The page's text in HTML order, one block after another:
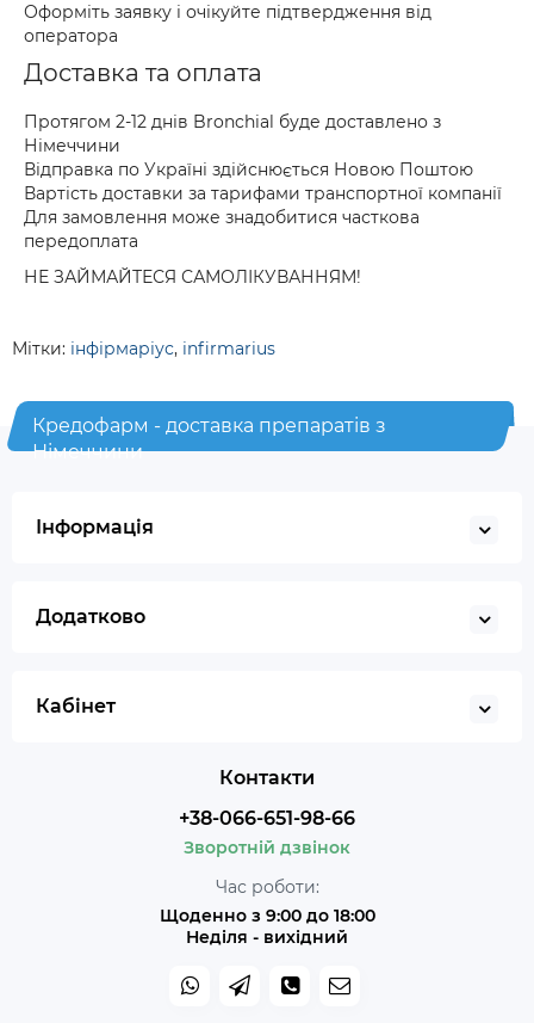
Оформіть заявку і очікуйте підтвердження від
оператора
Доставка та оплата
Протягом 2-12 днів Bronchial буде доставлено з
Німеччини
Відправка по Україні здійснюється Новою Поштою
Вартість доставки за тарифами транспортної компанії
Для замовлення може знадобитися часткова
передоплата
НЕ ЗАЙМАЙТЕСЯ САМОЛІКУВАННЯМ!
Мітки: інфірмаріус, infirmarius
Кредофарм - доставка препаратів з
Німеччини
Інформація
Додатково
Кабінет
Контакти
+38-066-651-98-66
Зворотній дзвінок
Час роботи:
Щоденно з 9:00 до 18:00
Неділя - вихідний